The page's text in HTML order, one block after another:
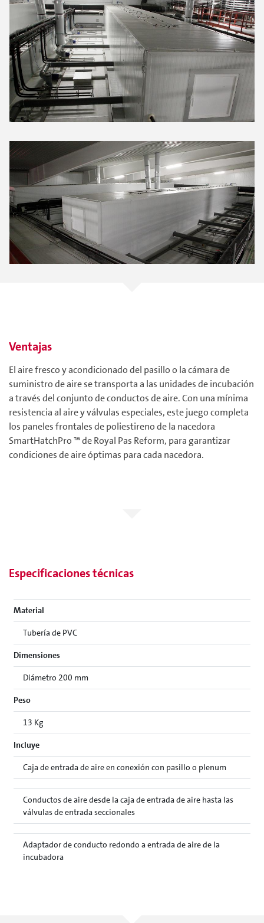
Ventajas
El aire fresco y acondicionado del pasillo o la cámara de
suministro de aire se transporta a las unidades de incubación
a través del conjunto de conductos de aire. Con una mínima
resistencia al aire y válvulas especiales, este juego completa
los paneles frontales de poliestireno de la nacedora
SmartHatchPro ™ de Royal Pas Reform, para garantizar
condiciones de aire óptimas para cada nacedora.
Especificaciones técnicas
Material
Tubería de PVC
Dimensiones
Diámetro 200 mm
Peso
13 Kg
Incluye
Caja de entrada de aire en conexión con pasillo o plenum
Conductos de aire desde la caja de entrada de aire hasta las
válvulas de entrada seccionales
Adaptador de conducto redondo a entrada de aire de la
incubadora